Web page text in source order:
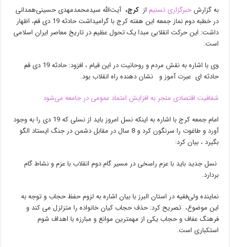
به گزارشخبرگزاری تسنیم ازکرج، آیت‌الله سیدمحمدمهدی حسینی‌همدانی
در خطبه دوم نماز جمعه این هفته کرج با گرامیداشت حادثه 19 دی قم، اظهار
داشت: این حرکت انقلابی مبدا یک تحول عظیم در تاریخ معاصر ایران اسلامی
است.
وی با اشاره به نقش مردم و روحانیت در این قیام ، افزود: حادثه 19 دی قم
حادثه ای عبرت آموز و نشان دهنده راه انقلاب بود.
شفافیت اقتصادی منجر به افزایش اعتماد عمومی در جامعه می‌شود
امام جمعه کرج با اشاره به اینکه نسل امروز باید از نسلی که 19 دی را به وجود
آورد و طاغوت را سرنگون کرد و 8 سال در مقابل دشمن در جنگ ایستاد الگو
بگیرد ، بیان کرد:
نسل جدید باید با عزم راسخی در مسیر گام دوم انقلاب با عزم و نشاط گام
بردارد.
نماینده ولی‌فقیه در استان البرز با بیان اشاره به لزوم حفظ حجاب و توجه به
این موضوع، تصریح کرد: حذف حجاب کیان خانواده را متزلزل می کند و
فرهنگ عفاف و حجاب یکی از مهمترین موانع و مبارزه با اهداف شوم
استکباری است.